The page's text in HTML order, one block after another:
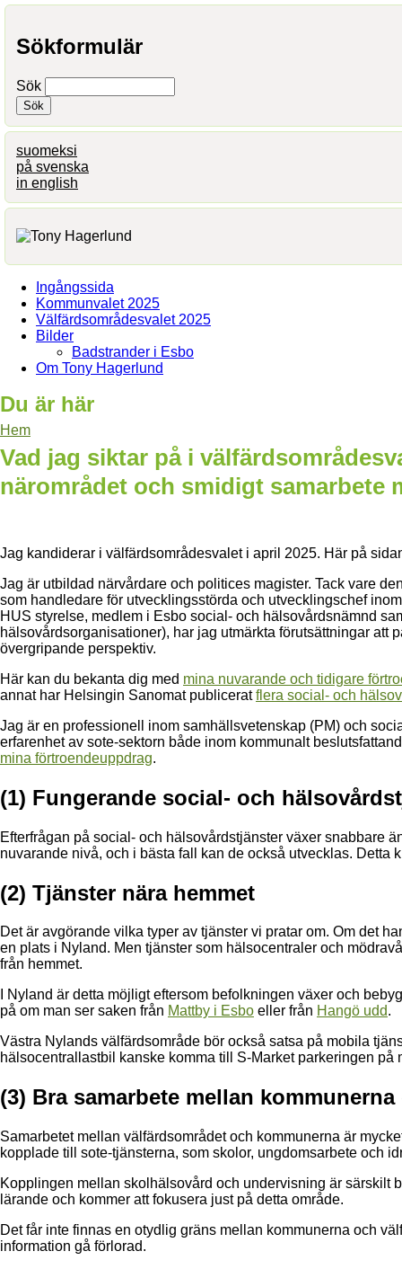
Sökformulär
Sök
suomeksi
på svenska
in english
Ingångssida
Kommunvalet 2025
Välfärdsområdesvalet 2025
Bilder
Badstrander i Esbo
Om Tony Hagerlund
Du är här
Hem
Vad jag siktar på i
närområdet och smidigt samarbete
Jag kandiderar i välfärdsområdesvalet i april 2025. Här på
Jag är utbildad närvårdare och politices magister. Tack vare
som handledare för utvecklingsstörda och utvecklingschef
HUS styrelse, medlem i Esbo social- och hälsovårdsnämnd
hälsovårdsorganisationer), har jag utmärkta förutsättningar att
övergripande perspektiv.
Här kan du bekanta dig med mina nuvarande och tidigare
annat har Helsingin Sanomat publiceratflera social- och
Jag är en professionell inom samhällsvetenskap (PM) och
erfarenhet av sote-sektorn både inom kommunalt
mina förtroendeuppdrag.
(1) Fungerande social- och
Efterfrågan på social- och hälsovårdstjänster växer snabbare
nuvarande nivå, och i bästa fall kan de också utvecklas. Detta
(2) Tjänster nära hemmet
Det är avgörande vilka typer av tjänster vi pratar om. Om det
en plats i Nyland. Men tjänster som hälsocentraler och
från hemmet.
I Nyland är detta möjligt eftersom befolkningen växer och
på om man ser saken från Mattby i Esbo eller från Hangö udd.
Västra Nylands välfärdsområde bör också satsa på mobila
hälsocentrallastbil kanske komma till S-Market parkeringen på
(3) Bra samarbete mellan
Samarbetet mellan välfärdsområdet och kommunerna är
kopplade till sote-tjänsterna, som skolor, ungdomsarbete och
Kopplingen mellan skolhälsovård och undervisning är särskilt
lärande och kommer att fokusera just på detta område.
Det får inte finnas en otydlig gräns mellan kommunerna och
information gå förlorad.